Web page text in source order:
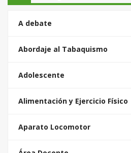
A debate
Abordaje al Tabaquismo
Adolescente
Alimentación y Ejercicio Físico
Aparato Locomotor